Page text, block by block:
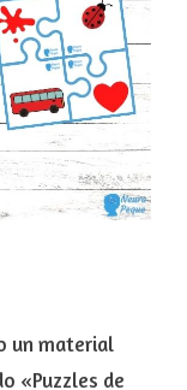
un material
«Puzzles de